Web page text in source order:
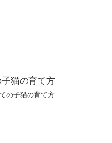
猫の育て方
の子猫の育て方.